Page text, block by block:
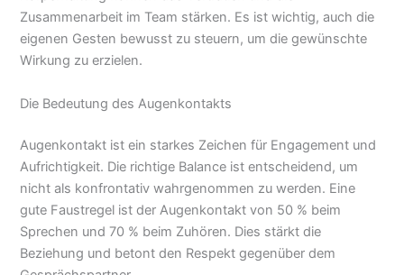
Zusammenarbeit im Team stärken. Es ist wichtig, auch die
eigenen Gesten bewusst zu steuern, um die gewünschte
Wirkung zu erzielen.
Die Bedeutung des Augenkontakts
Augenkontakt ist ein starkes Zeichen für Engagement und
Aufrichtigkeit. Die richtige Balance ist entscheidend, um
nicht als konfrontativ wahrgenommen zu werden. Eine
gute Faustregel ist der Augenkontakt von 50 % beim
Sprechen und 70 % beim Zuhören. Dies stärkt die
Beziehung und betont den Respekt gegenüber dem